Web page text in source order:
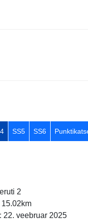
SS5 SS6
2
22. veebruar 2025